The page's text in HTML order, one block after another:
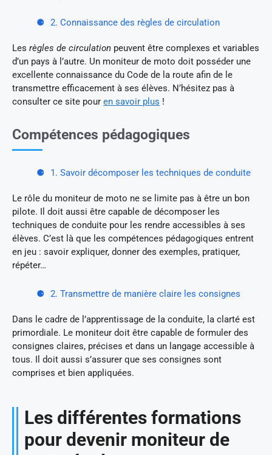
2. Connaissance des règles de circulation
Les règles de circulation peuvent être complexes et variables
d’un pays à l’autre. Un moniteur de moto doit posséder une
excellente connaissance du Code de la route afin de le
transmettre efficacement à ses élèves. N’hésitez pas à
consulter ce site pour en savoir plus !
Compétences pédagogiques
1. Savoir décomposer les techniques de conduite
Le rôle du moniteur de moto ne se limite pas à être un bon
pilote. Il doit aussi être capable de décomposer les
techniques de conduite pour les rendre accessibles à ses
élèves. C’est là que les compétences pédagogiques entrent
en jeu : savoir expliquer, donner des exemples, pratiquer,
répéter…
2. Transmettre de manière claire les consignes
Dans le cadre de l’apprentissage de la conduite, la clarté est
primordiale. Le moniteur doit être capable de formuler des
consignes claires, précises et dans un langage accessible à
tous. Il doit aussi s’assurer que ses consignes sont
comprises et bien appliquées.
Les différentes formations
pour devenir moniteur de